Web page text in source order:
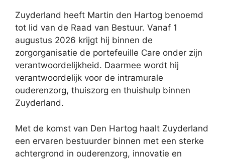
Zuyderland heeft Martin den Hartog benoemd
tot lid van de Raad van Bestuur. Vanaf 1
augustus 2026 krijgt hij binnen de
zorgorganisatie de portefeuille Care onder zijn
verantwoordelijkheid. Daarmee wordt hij
verantwoordelijk voor de intramurale
ouderenzorg, thuiszorg en thuishulp binnen
Zuyderland.
Met de komst van Den Hartog haalt Zuyderland
een ervaren bestuurder binnen met een sterke
achtergrond in ouderenzorg, innovatie en